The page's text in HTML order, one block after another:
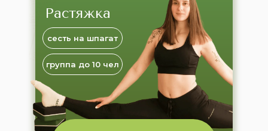
Растяжка
сесть на шпагат
группа до 10 чел